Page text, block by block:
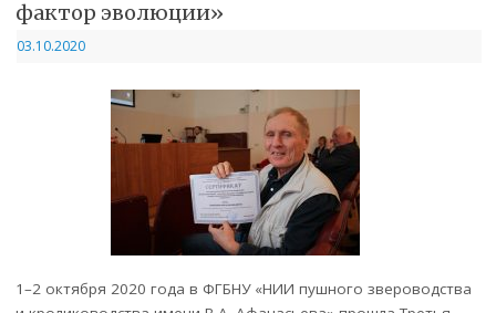
фактор эволюции»
03.10.2020
1–2 октября 2020 года в ФГБНУ «НИИ пушного звероводства